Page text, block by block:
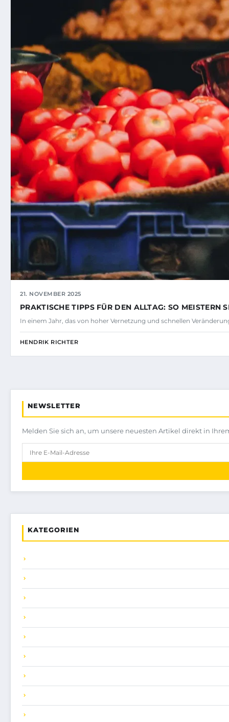
21. NOVEMBER 2025
PRAKTISCHE TIPPS FÜR DEN ALLTAG: SO MEISTERN
In einem Jahr, das von hoher Vernetzung und schnellen
HENDRIK RICHTER
NEWSLETTER
Melden Sie sich an, um unsere neuesten Artikel direkt in
KATEGORIEN